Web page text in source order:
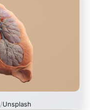
/Unsplash